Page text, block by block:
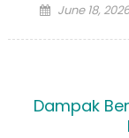
Posted
June 18, 2026
Dampak